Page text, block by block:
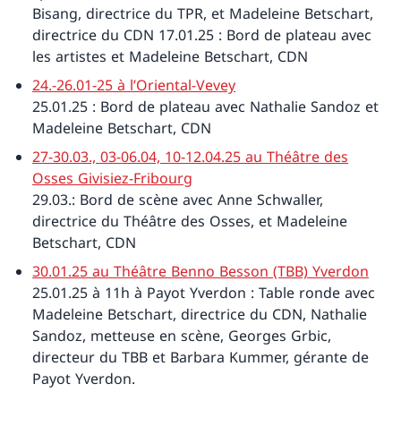
Bisang, directrice du TPR, et Madeleine Betschart,
directrice du CDN 17.01.25 : Bord de plateau avec
les artistes et Madeleine Betschart, CDN
24.-26.01-25 à l’Oriental-Vevey
25.01.25 : Bord de plateau avec Nathalie Sandoz et
Madeleine Betschart, CDN
27-30.03., 03-06.04, 10-12.04.25 au Théâtre des
Osses Givisiez-Fribourg
29.03.: Bord de scène avec Anne Schwaller,
directrice du Théâtre des Osses, et Madeleine
Betschart, CDN
30.01.25 au Théâtre Benno Besson (TBB) Yverdon
25.01.25 à 11h à Payot Yverdon : Table ronde avec
Madeleine Betschart, directrice du CDN, Nathalie
Sandoz, metteuse en scène, Georges Grbic,
directeur du TBB et Barbara Kummer, gérante de
Payot Yverdon.